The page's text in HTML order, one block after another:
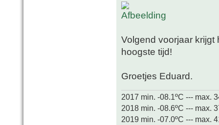
Volgend voorjaar krijgt
hoogste tijd!
Groetjes Eduard.
2017 min. -08.1ºC --- max.
2018 min. -08.6ºC --- max.
2019 min. -07.0ºC --- max.